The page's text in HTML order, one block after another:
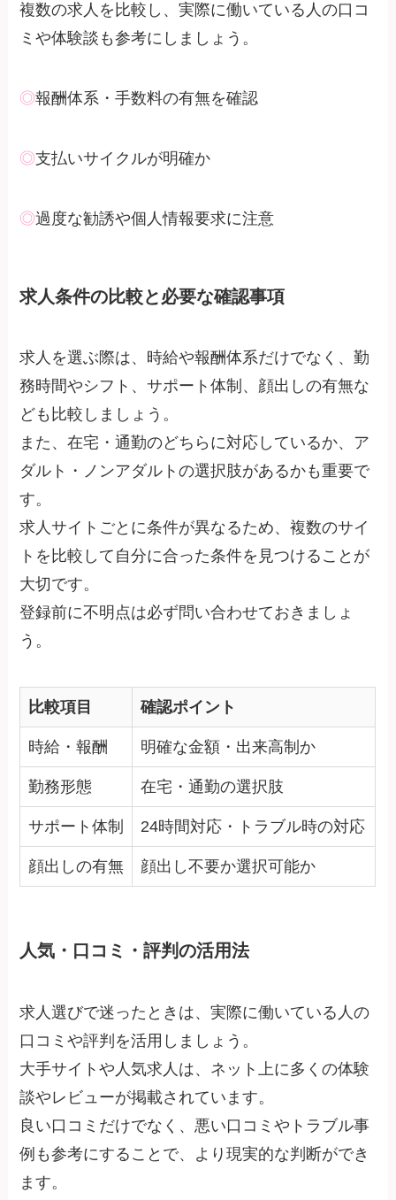
複数の求人を比較し、実際に働いている人の口コ
ミや体験談も参考にしましょう。
◎報酬体系・手数料の有無を確認
◎支払いサイクルが明確か
◎過度な勧誘や個人情報要求に注意
求人条件の比較と必要な確認事項
求人を選ぶ際は、時給や報酬体系だけでなく、勤
務時間やシフト、サポート体制、顔出しの有無な
ども比較しましょう。
また、在宅・通勤のどちらに対応しているか、ア
ダルト・ノンアダルトの選択肢があるかも重要で
す。
求人サイトごとに条件が異なるため、複数のサイ
トを比較して自分に合った条件を見つけることが
大切です。
登録前に不明点は必ず問い合わせておきましょ
う。
比較項目 確認ポイント
時給・報酬 明確な金額・出来高制か
勤務形態 在宅・通勤の選択肢
サポート体制 24時間対応・トラブル時の対応
顔出しの有無 顔出し不要か選択可能か
人気・口コミ・評判の活用法
求人選びで迷ったときは、実際に働いている人の
口コミや評判を活用しましょう。
大手サイトや人気求人は、ネット上に多くの体験
談やレビューが掲載されています。
良い口コミだけでなく、悪い口コミやトラブル事
例も参考にすることで、より現実的な判断ができ
ます。